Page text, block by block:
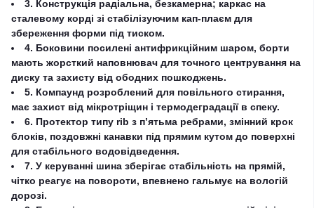
3. Конструкція радіальна, безкамерна; каркас на
сталевому корді зі стабілізуючим кап-плаєм для
збереження форми під тиском.
4. Боковини посилені антифрикційним шаром, борти
мають жорсткий наповнювач для точного центрування на
диску та захисту від ободних пошкоджень.
5. Компаунд розроблений для повільного стирання,
має захист від мікротріщин і термодеградації в спеку.
6. Протектор типу rib з п’ятьма ребрами, змінний крок
блоків, поздовжні канавки під прямим кутом до поверхні
для стабільного водовідведення.
7. У керуванні шина зберігає стабільність на прямій,
чітко реагує на повороти, впевнено гальмує на вологій
дорозі.